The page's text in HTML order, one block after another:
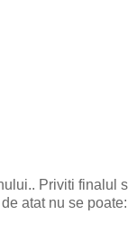
Priviti finalul
atat nu se poate: